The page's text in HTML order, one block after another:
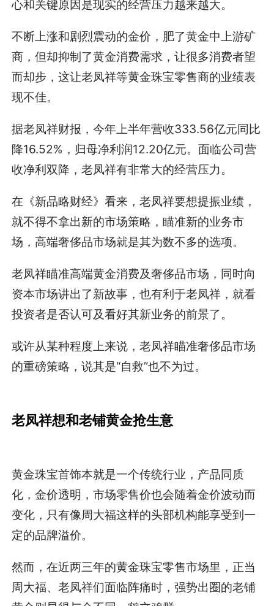
心和关键原因是现实的经营压力越来越大。
不断上涨和剧烈震动的金价，肥了黄金中上游矿
商，但却抑制了黄金消费需求，让很多消费者望
而却步，这让老凤祥等黄金珠宝零售商的业绩表
现不佳。
据老凤祥财报，今年上半年营收333.56亿元同比
降16.52%，归母净利润12.20亿元。面临公司营
收净利双降，老凤祥有非常大的经营压力。
在《新品略财经》看来，老凤祥要想提振业绩，
就不得不拿出新的市场策略，瞄准新的业务市
场，高端奢侈品市场就是其为数不多的选项。
老凤祥瞄准高端黄金消费及奢侈品市场，同时向
资本市场讲出了新故事，也有利于老凤祥，就看
投资者是否认可及看好其新业务的前景了。
或许从某种程度上来说，老凤祥瞄准奢侈品市场
的重磅策略，说其是“自救”也不为过。
老凤祥想和老铺黄金抢生意
黄金珠宝首饰本就是一个传统行业，产品同质
化，金价透明，市场零售价也会随着金价波动而
变化，只有像周大福这样的头部机构能享受到一
定的品牌溢价。
然而，在近两三年的黄金珠宝零售市场里，正当
周大福、老凤祥们面临阵痛时，强势出圈的老铺